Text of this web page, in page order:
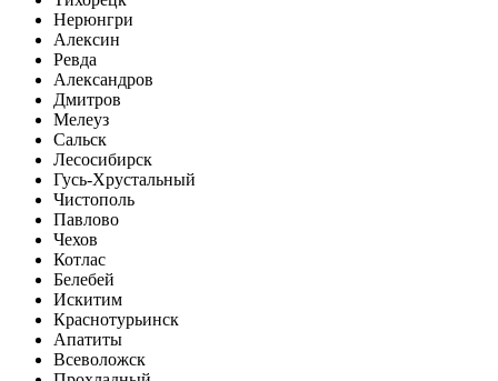
Нерюнгри
Алексин
Ревда
Александров
Дмитров
Мелеуз
Сальск
Лесосибирск
Гусь-Хрустальный
Чистополь
Павлово
Чехов
Котлас
Белебей
Искитим
Краснотурьинск
Апатиты
Всеволожск